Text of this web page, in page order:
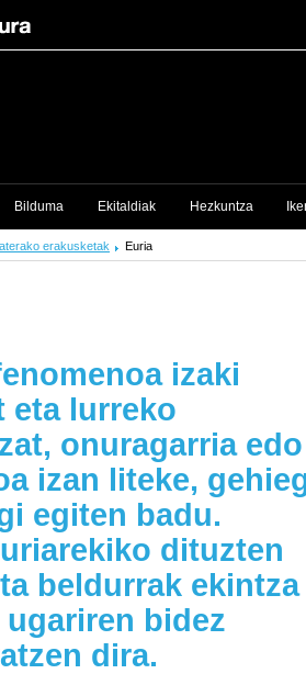
erakusketak Euria
izaki
eta lurreko
onuragarria edo
izan liteke,
egiten badu.
dituzten
beldurrak ekintza
bidez
dira.
Bilduma Ekitaldiak Hezkuntza